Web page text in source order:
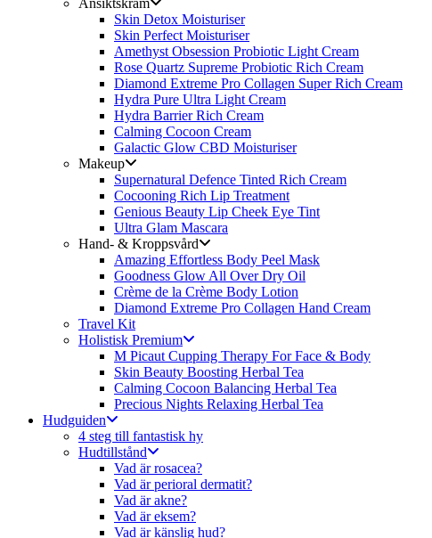
Ansiktskräm
Skin Detox Moisturiser
Skin Perfect Moisturiser
Amethyst Obsession Probiotic Light Cream
Rose Quartz Supreme Probiotic Rich Cream
Diamond Extreme Pro Collagen Super Rich Cream
Hydra Pure Ultra Light Cream
Hydra Barrier Rich Cream
Calming Cocoon Cream
Galactic Glow CBD Moisturiser
Makeup
Supernatural Defence Tinted Rich Cream
Cocooning Rich Lip Treatment
Genious Beauty Lip Cheek Eye Tint
Ultra Glam Mascara
Hand- & Kroppsvård
Amazing Effortless Body Peel Mask
Goodness Glow All Over Dry Oil
Crème de la Crème Body Lotion
Diamond Extreme Pro Collagen Hand Cream
Travel Kit
Holistisk Premium
M Picaut Cupping Therapy For Face & Body
Skin Beauty Boosting Herbal Tea
Calming Cocoon Balancing Herbal Tea
Precious Nights Relaxing Herbal Tea
Hudguiden
4 steg till fantastisk hy
Hudtillstånd
Vad är rosacea?
Vad är perioral dermatit?
Vad är akne?
Vad är eksem?
Vad är känslig hud?